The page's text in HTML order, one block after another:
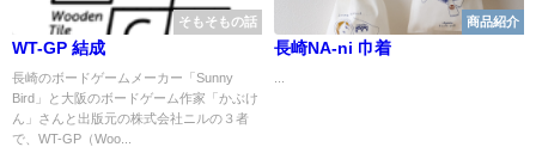
そもそもの話
WT-GP 結成
長崎のボードゲームメーカー「Sunny
Bird」と大阪のボードゲーム作家「かぶけ
ん」さんと出版元の株式会社ニルの３者
で、WT-GP（Woo...
商品紹介
長崎NA-ni 巾着